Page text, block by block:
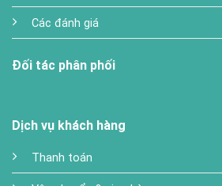
Các đánh giá
Đối tác phân phối
Dịch vụ khách hàng
Thanh toán